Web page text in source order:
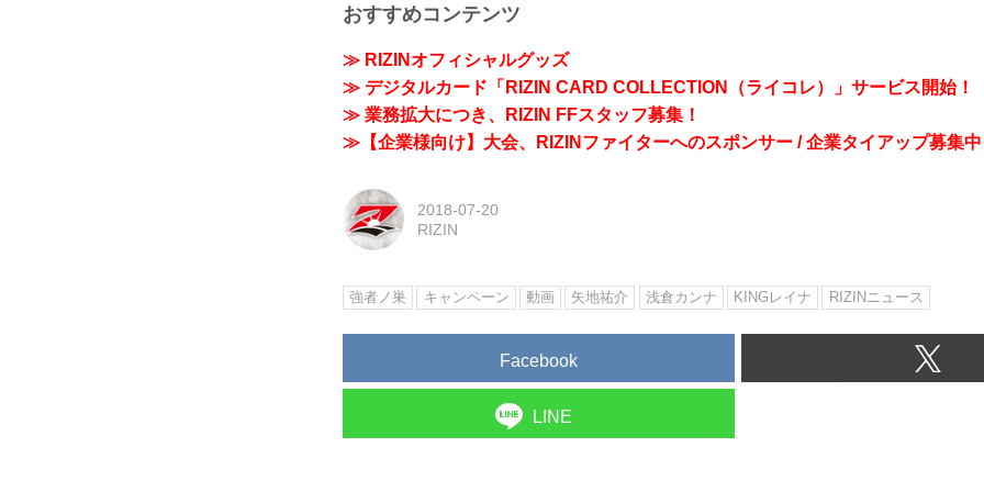
おすすめコンテンツ
≫ RIZINオフィシャルグッズ
≫ デジタルカード「RIZIN CARD COLLECTION（ライコレ）」サービス開始！
≫ 業務拡大につき、RIZIN FFスタッフ募集！
≫【企業様向け】大会、RIZINファイターへのスポンサー / 企業タイアップ募集
2018-07-20
RIZIN
強者ノ巣 キャンペーン 動画 矢地祐介 浅倉カンナ KINGレイナ RIZINニュース
Facebook
LINE